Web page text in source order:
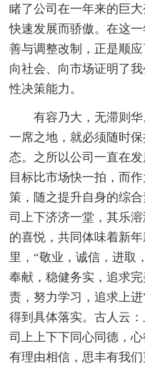
睹了公司在一年来的巨
快速发展而骄傲。在这
善与调整改制，正是顺
向社会、向市场证明了
性决策能力。
有容乃大，无滞则
一席之地，就必须随时
态。之所以公司一直在
目标比市场快一拍，而
策，随之提升自身的综
司上下济济一堂，其乐
的喜悦，共同体味着新
里，“敬业，诚信，进取
奉献，稳健务实，追求
责，努力学习，追求上
得到具体落实。古人云
司上上下下同心同德，
有理由相信，思丰有我